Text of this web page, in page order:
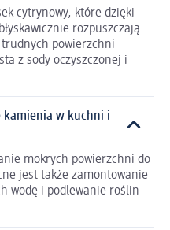
cytrynowy, które dzięki
rozpuszczają
powierzchni
z sody oczyszczonej i
kamienia w kuchni i
mokrych powierzchni do
jest także zamontowanie
wodę i podlewanie roślin